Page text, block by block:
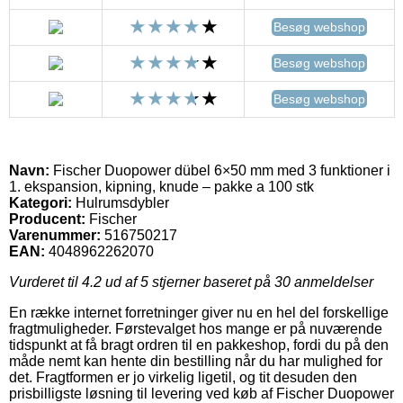
Besøg webshop
Besøg webshop
Besøg webshop
Navn: Fischer Duopower dübel 6×50 mm med 3 funktioner i
1. ekspansion, kipning, knude – pakke a 100 stk
Kategori: Hulrumsdybler
Producent: Fischer
Varenummer: 516750217
EAN: 4048962262070
Vurderet til 4.2 ud af 5 stjerner baseret på 30 anmeldelser
En række internet forretninger giver nu en hel del forskellige
fragtmuligheder. Førstevalget hos mange er på nuværende
tidspunkt at få bragt ordren til en pakkeshop, fordi du på den
måde nemt kan hente din bestilling når du har mulighed for
det. Fragtformen er jo virkelig ligetil, og tit desuden den
prisbilligste løsning til levering ved køb af Fischer Duopower